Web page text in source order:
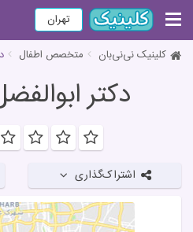
تهران
کلینیک نی‌نی‌بان متخصص اطفال
دكتر
اشتراک‌گذاری